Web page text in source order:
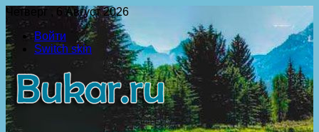
Четверг , 6 Август 2026
Войти
Switch skin